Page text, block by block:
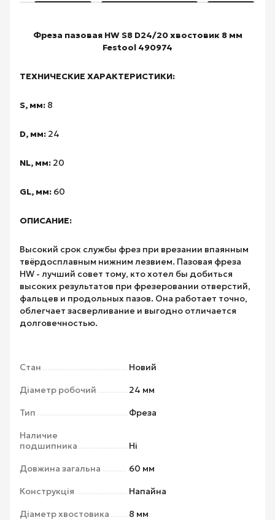
Фреза пазовая HW S8 D24/20 хвостовик 8 мм
Festool 490974
ТЕХНИЧЕСКИЕ ХАРАКТЕРИСТИКИ:
S, мм: 8
D, мм: 24
NL, мм: 20
GL, мм: 60
ОПИСАНИЕ:
Высокий срок службы фрез при врезании впаянным
твёрдосплавным нижним лезвием. Пазовая фреза
HW - лучший совет тому, кто хотел бы добиться
высоких результатов при фрезеровании отверстий,
фальцев и продольных пазов. Она работает точно,
облегчает засверливание и выгодно отличается
долговечностью.
Стан Новий
Діаметр робочий 24 мм
Тип Фреза
Наличие
подшипника
Ні
Довжина загальна 60 мм
Конструкція Напайна
Діаметр хвостовика 8 мм